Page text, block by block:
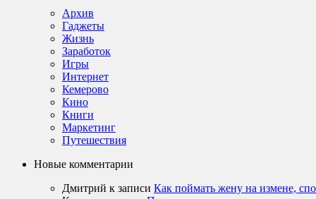
Архив
Гаджеты
Жизнь
Заработок
Игры
Интернет
Кемерово
Кино
Книги
Маркетинг
Путешествия
Новые комментарии
Дмитрий к записи Как поймать жену на измене,